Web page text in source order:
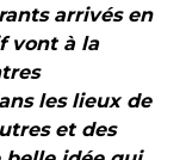
arrivés en
vont à la
les lieux de
et des